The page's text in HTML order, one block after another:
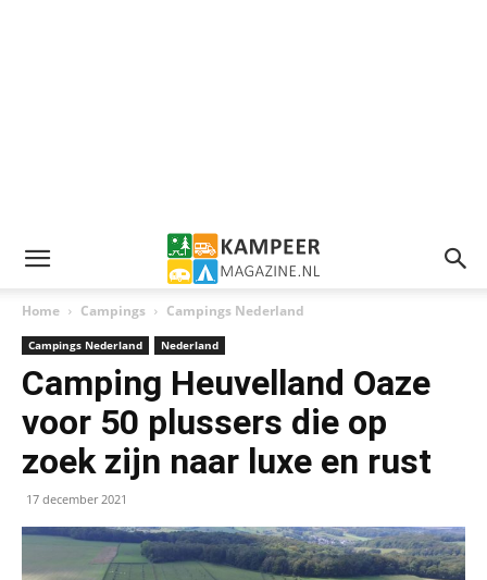
Home Campings Campings Nederland
Campings Nederland Nederland
Camping Heuvelland Oaze
voor 50 plussers die op
zoek zijn naar luxe en rust
17 december 2021